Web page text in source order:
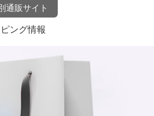
通販サイト
ング情報